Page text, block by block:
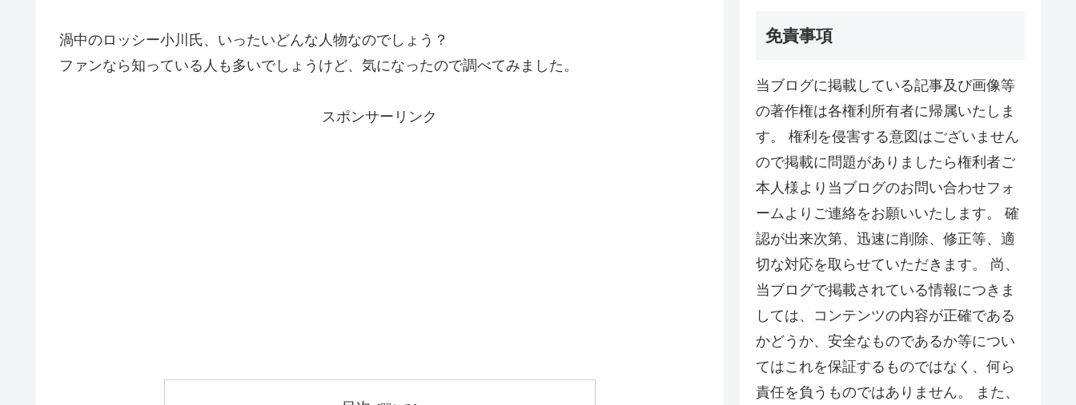
渦中のロッシー小川氏、いったいどんな人物なのでしょう？
ファンなら知っている人も多いでしょうけど、気になったので調べてみました。
スポンサーリンク
免責事項
当ブログに掲載している記事及び画像等
の著作権は各権利所有者に帰属いたしま
す。 権利を侵害する意図はございません
ので掲載に問題がありましたら権利者ご
本人様より当ブログのお問い合わせフォ
ームよりご連絡をお願いいたします。 確
認が出来次第、迅速に削除、修正等、適
切な対応を取らせていただきます。 尚、
当ブログで掲載されている情報につきま
しては、コンテンツの内容が正確である
かどうか、安全なものであるか等につい
てはこれを保証するものではなく、何ら
責任を負うものではありません。 また、